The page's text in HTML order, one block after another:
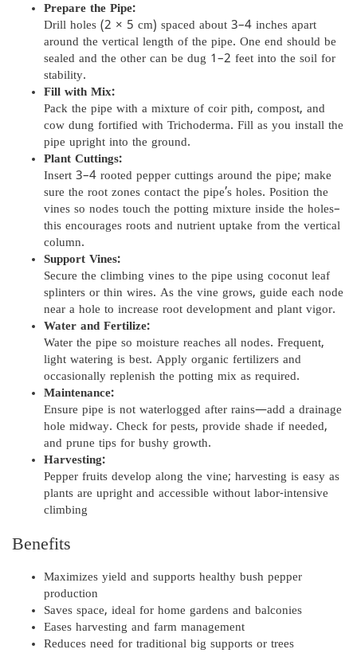
Prepare the Pipe:
Drill holes (2 × 5 cm) spaced about 3–4 inches apart
around the vertical length of the pipe. One end should be
sealed and the other can be dug 1–2 feet into the soil for
stability.
Fill with Mix:
Pack the pipe with a mixture of coir pith, compost, and
cow dung fortified with Trichoderma. Fill as you install the
pipe upright into the ground.
Plant Cuttings:
Insert 3–4 rooted pepper cuttings around the pipe; make
sure the root zones contact the pipe’s holes. Position the
vines so nodes touch the potting mixture inside the holes–
this encourages roots and nutrient uptake from the vertical
column.
Support Vines:
Secure the climbing vines to the pipe using coconut leaf
splinters or thin wires. As the vine grows, guide each node
near a hole to increase root development and plant vigor.
Water and Fertilize:
Water the pipe so moisture reaches all nodes. Frequent,
light watering is best. Apply organic fertilizers and
occasionally replenish the potting mix as required.
Maintenance:
Ensure pipe is not waterlogged after rains—add a drainage
hole midway. Check for pests, provide shade if needed,
and prune tips for bushy growth.
Harvesting:
Pepper fruits develop along the vine; harvesting is easy as
plants are upright and accessible without labor-intensive
climbing
Benefits
Maximizes yield and supports healthy bush pepper
production
Saves space, ideal for home gardens and balconies
Eases harvesting and farm management
Reduces need for traditional big supports or trees